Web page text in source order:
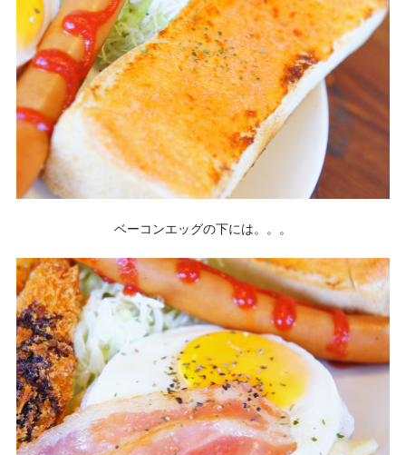
ベーコンエッグの下には。。。